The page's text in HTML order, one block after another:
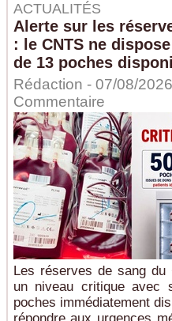
ACTUALITÉS
Alerte sur les
: le CNTS ne
de 13 poches
Rédaction - 07/08/
Commentaire
Les réserves de sang du
un niveau critique avec
poches immédiatement